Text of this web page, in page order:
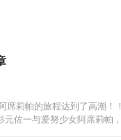
席莉帕的旅程达到了高潮
元佐一与爱努少女阿席莉帕